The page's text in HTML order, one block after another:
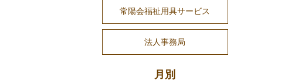
常陽会福祉用具サービス
法人事務局
月別